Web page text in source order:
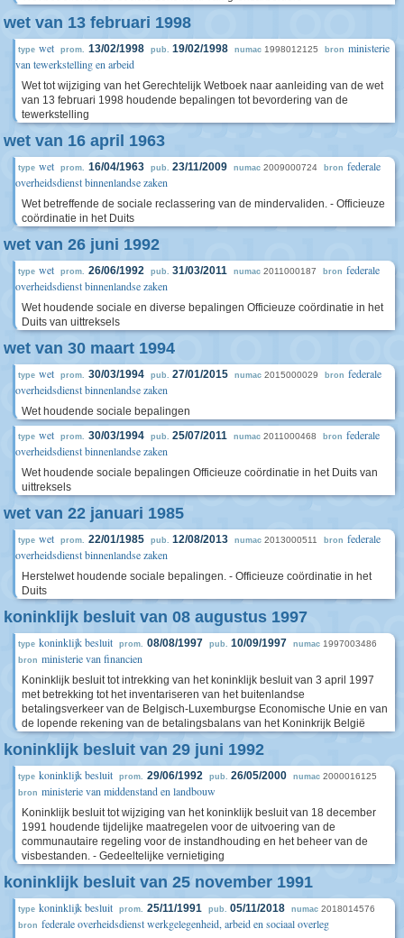
wet van 13 februari 1998
type wet prom. 13/02/1998 pub. 19/02/1998 numac 1998012125 bron ministerie
van tewerkstelling en arbeid
Wet tot wijziging van het Gerechtelijk Wetboek naar aanleiding van de wet
van 13 februari 1998 houdende bepalingen tot bevordering van de
tewerkstelling
wet van 16 april 1963
type wet prom. 16/04/1963 pub. 23/11/2009 numac 2009000724 bron federale
overheidsdienst binnenlandse zaken
Wet betreffende de sociale reclassering van de mindervaliden. - Officieuze
coördinatie in het Duits
wet van 26 juni 1992
type wet prom. 26/06/1992 pub. 31/03/2011 numac 2011000187 bron federale
overheidsdienst binnenlandse zaken
Wet houdende sociale en diverse bepalingen Officieuze coördinatie in het
Duits van uittreksels
wet van 30 maart 1994
type wet prom. 30/03/1994 pub. 27/01/2015 numac 2015000029 bron federale
overheidsdienst binnenlandse zaken
Wet houdende sociale bepalingen
type wet prom. 30/03/1994 pub. 25/07/2011 numac 2011000468 bron federale
overheidsdienst binnenlandse zaken
Wet houdende sociale bepalingen Officieuze coördinatie in het Duits van
uittreksels
wet van 22 januari 1985
type wet prom. 22/01/1985 pub. 12/08/2013 numac 2013000511 bron federale
overheidsdienst binnenlandse zaken
Herstelwet houdende sociale bepalingen. - Officieuze coördinatie in het
Duits
koninklijk besluit van 08 augustus 1997
type koninklijk besluit prom. 08/08/1997 pub. 10/09/1997 numac 1997003486
bron ministerie van financien
Koninklijk besluit tot intrekking van het koninklijk besluit van 3 april 1997
met betrekking tot het inventariseren van het buitenlandse
betalingsverkeer van de Belgisch-Luxemburgse Economische Unie en van
de lopende rekening van de betalingsbalans van het Koninkrijk België
koninklijk besluit van 29 juni 1992
type koninklijk besluit prom. 29/06/1992 pub. 26/05/2000 numac 2000016125
bron ministerie van middenstand en landbouw
Koninklijk besluit tot wijziging van het koninklijk besluit van 18 december
1991 houdende tijdelijke maatregelen voor de uitvoering van de
communautaire regeling voor de instandhouding en het beheer van de
visbestanden. - Gedeeltelijke vernietiging
koninklijk besluit van 25 november 1991
type koninklijk besluit prom. 25/11/1991 pub. 05/11/2018 numac 2018014576
bron federale overheidsdienst werkgelegenheid, arbeid en sociaal overleg